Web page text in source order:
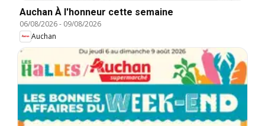
Auchan À l'honneur cette semaine
06/08/2026- 09/08/2026
Auchan